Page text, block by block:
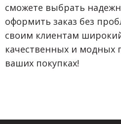
сможете выбрать
оформить заказ без
своим клиентам
качественных и модных
ваших покупках!